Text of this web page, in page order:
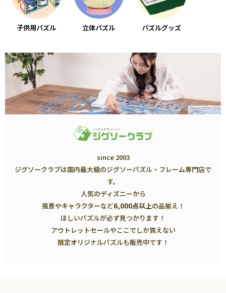
子供用パズル 立体パズル パズルグッズ
since 2003
ジグソークラブは国内最大級のジグソーパズル・フレーム専門店で
す。
人気のディズニーから
風景やキャラクターなど6,000点以上の品揃え！
ほしいパズルが必ず見つかります！
アウトレットセールやここでしか買えない
限定オリジナルパズルも販売中です！